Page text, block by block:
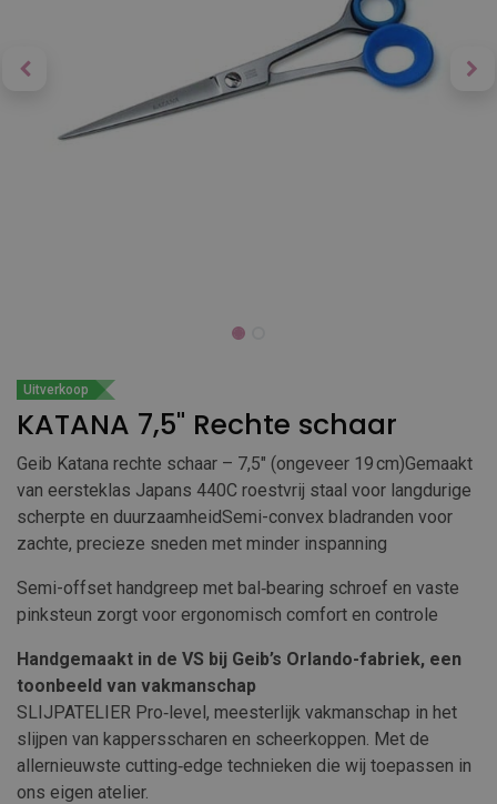
Uitverkoop
KATANA 7,5" Rechte schaar
Geib Katana rechte schaar – 7,5″ (ongeveer 19 cm)Gemaakt
van eersteklas Japans 440C roestvrij staal voor langdurige
scherpte en duurzaamheidSemi-convex bladranden voor
zachte, precieze sneden met minder inspanning
Semi-offset handgreep met bal‑bearing schroef en vaste
pinksteun zorgt voor ergonomisch comfort en controle
Handgemaakt in de VS bij Geib’s Orlando-fabriek, een
toonbeeld van vakmanschap
SLIJPATELIER Pro‑level, meesterlijk vakmanschap in het
slijpen van kappersscharen en scheerkoppen. Met de
allernieuwste cutting‑edge technieken die wij toepassen in
ons eigen atelier.